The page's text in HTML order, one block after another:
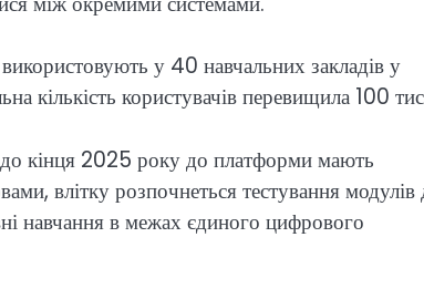
у 40 навчальних закладів у
кількість користувачів перевищила 100
кінця 2025 року до платформи мають
влітку розпочнеться тестування модулів
навчання в межах єдиного цифрового